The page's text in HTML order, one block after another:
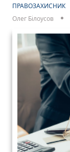
ПРАВОЗАХИСНИК
Олег Білоусов